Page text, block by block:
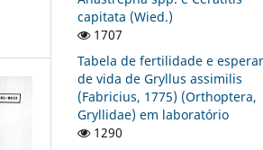
capitata (Wied.)
1707
Tabela de fertilidade e
de vida de Gryllus assimilis
(Fabricius, 1775) (Orthoptera,
Gryllidae) em laboratório
1290